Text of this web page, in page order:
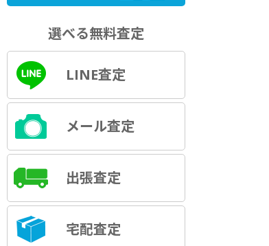
選べる無料査定
LINE査定
メール査定
出張査定
宅配査定